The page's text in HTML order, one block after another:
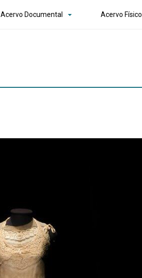
Acervo Documental Acervo Físico